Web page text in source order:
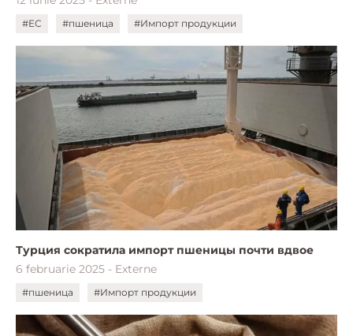
#ЕС #пшеница #Импорт продукции
Турция сократила импорт пшеницы почти вдвое
6 februarie 2025 - Externe
#пшеница #Импорт продукции